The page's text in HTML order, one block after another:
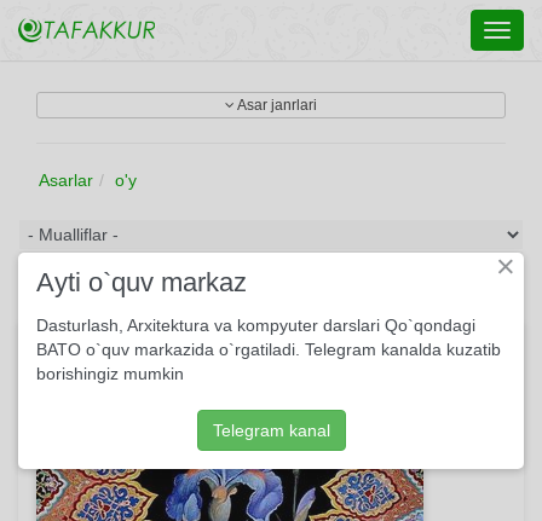
Asar janrlari
Asarlar o'y
Farhod va Shirin
×
Ayti o`quv markaz
Dasturlash, Arxitektura va kompyuter darslari Qo`qondagi
BATO o`quv markazida o`rgatiladi. Telegram kanalda kuzatib
borishingiz mumkin
Telegram kanal